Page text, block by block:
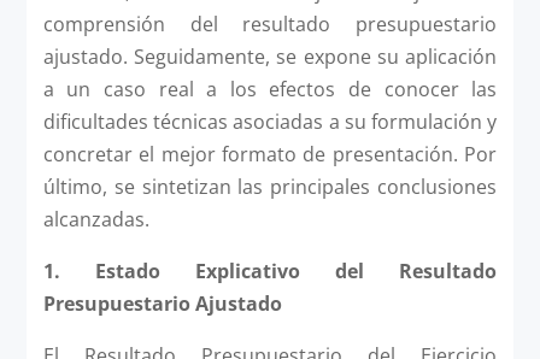
comprensión del resultado presupuestario
ajustado. Seguidamente, se expone su aplicación
a un caso real a los efectos de conocer las
dificultades técnicas asociadas a su formulación y
concretar el mejor formato de presentación. Por
último, se sintetizan las principales conclusiones
alcanzadas.
1. Estado Explicativo del Resultado
Presupuestario Ajustado